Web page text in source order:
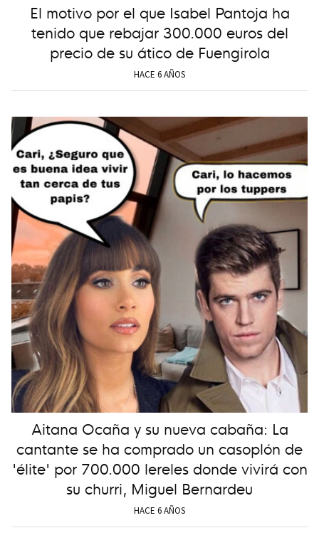
El motivo por el que Isabel Pantoja ha
tenido que rebajar 300.000 euros del
precio de su ático de Fuengirola
HACE 6 AÑOS
Aitana Ocaña y su nueva cabaña: La
cantante se ha comprado un casoplón de
'élite' por 700.000 lereles donde vivirá con
su churri, Miguel Bernardeu
HACE 6 AÑOS